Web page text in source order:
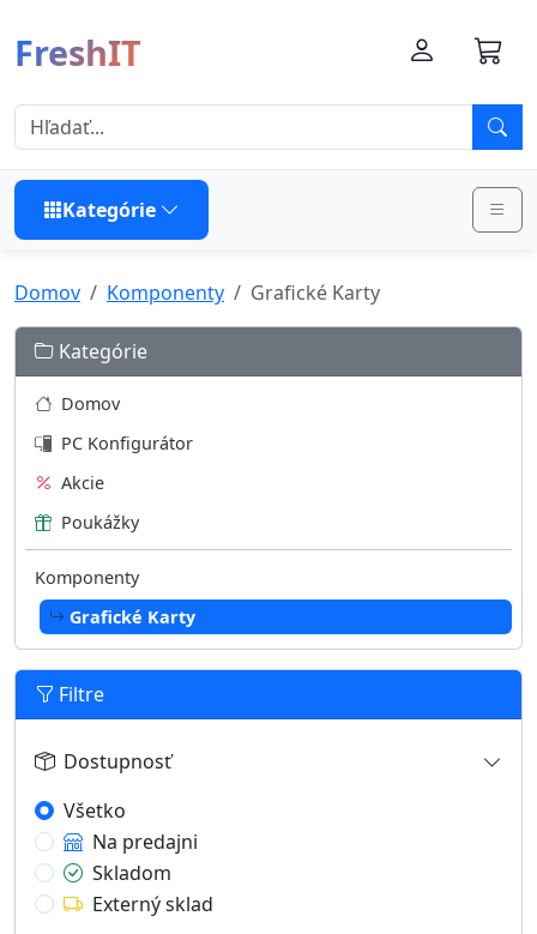
FreshIT
Kategórie
Domov Komponenty Grafické Karty
Kategórie
Domov
PC Konfigurátor
Akcie
Poukážky
Komponenty
Grafické Karty
Filtre
Dostupnosť
Všetko
Na predajni
Skladom
Externý sklad